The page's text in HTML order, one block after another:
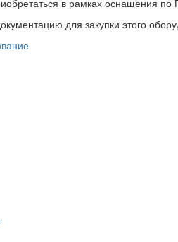
для закупки этого